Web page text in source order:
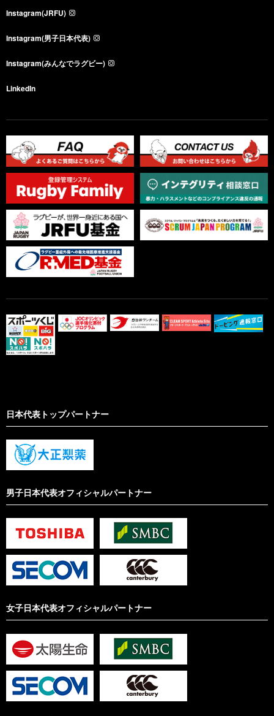
Instagram(JRFU)
Instagram(男子日本代表)
Instagram(みんなでラグビー)
LinkedIn
日本代表トップパートナー
男子日本代表オフィシャルパートナー
女子日本代表オフィシャルパートナー